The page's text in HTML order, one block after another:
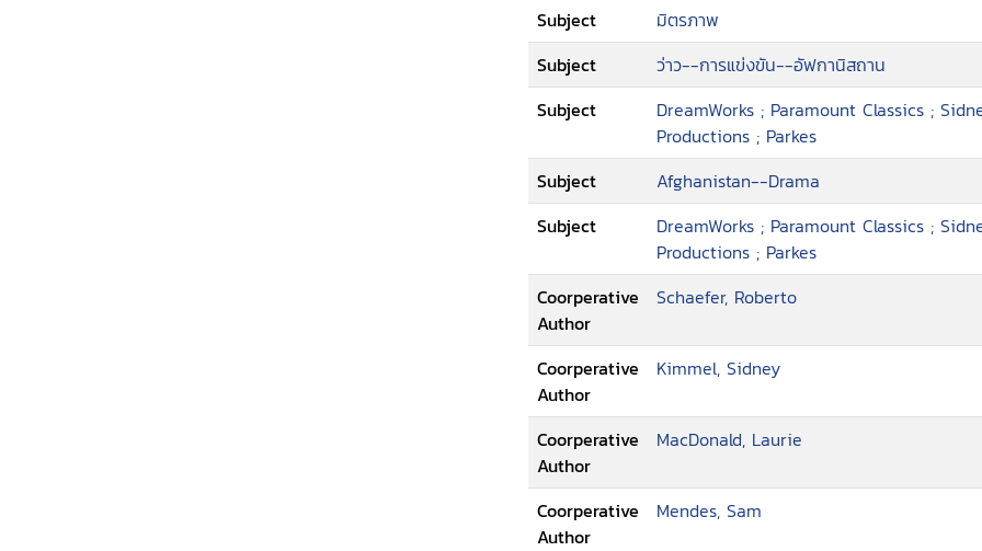
Subject
มิตรภาพ
Subject
ว่าว--การแข่งขัน--อัฟกานิสถาน
Subject
DreamWorks ; Paramount Classics ;
Productions ; Parkes
Subject
Afghanistan--Drama
Subject
DreamWorks ; Paramount Classics ;
Productions ; Parkes
Coorperative
Author
Schaefer, Roberto
Coorperative
Author
Kimmel, Sidney
Coorperative
Author
MacDonald, Laurie
Coorperative
Author
Mendes, Sam